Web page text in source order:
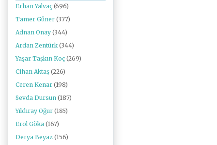
Erhan Yalvaç (696)
Tamer Güner (377)
Adnan Onay (344)
Ardan Zentürk (344)
Yaşar Taşkın Koç (269)
Cihan Aktaş (226)
Ceren Kenar (198)
Sevda Dursun (187)
Yıldıray Oğur (185)
Erol Göka (167)
Derya Beyaz (156)